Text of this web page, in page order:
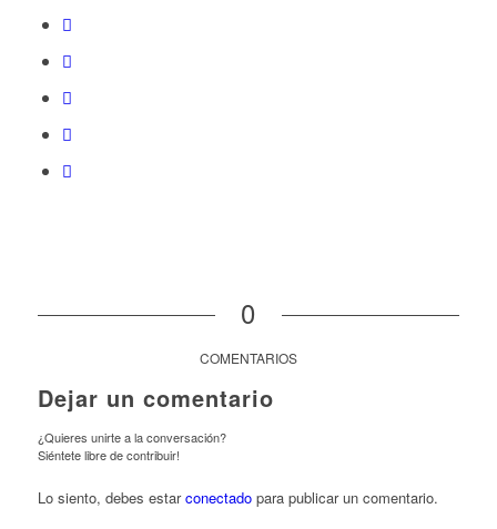
0
COMENTARIOS
Dejar un comentario
¿Quieres unirte a la conversación?
Siéntete libre de contribuir!
Lo siento, debes estarconectadopara publicar un comentario.